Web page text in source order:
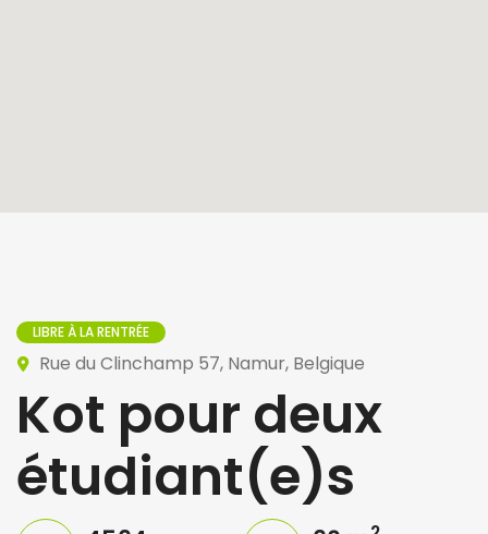
LIBRE À LA RENTRÉE
Rue du Clinchamp 57, Namur, Belgique
Kot pour deux
étudiant(e)s